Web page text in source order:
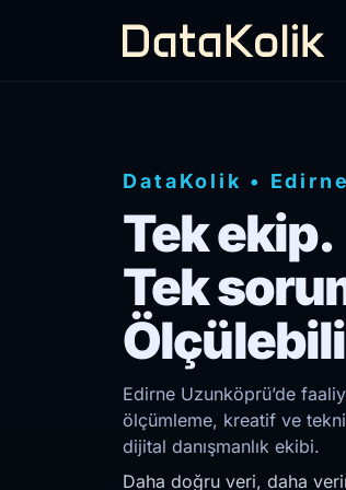
DataKolik • Edirne
Tek ekip.
Tek
Edirne Uzunköprü’de
ölçümleme, kreatif ve
dijital danışmanlık ekibi.
Daha doğru veri, daha